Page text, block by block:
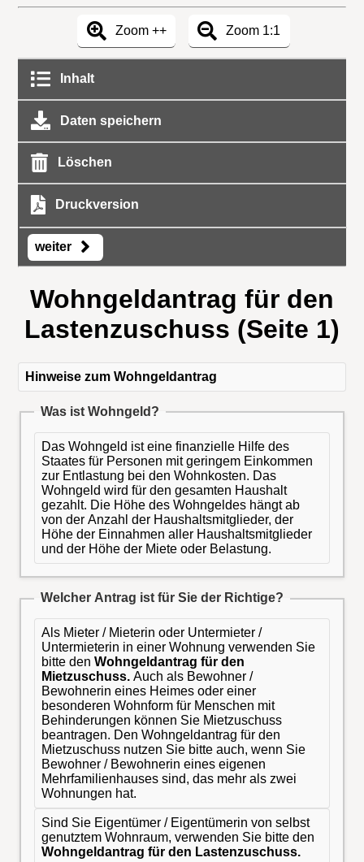
Zoom ++ Zoom 1:1
Inhalt
Daten speichern
Löschen
Druckversion
weiter
Wohngeldantrag für den
Lastenzuschuss (Seite 1)
Hinweise zum Wohngeldantrag
Was ist Wohngeld?
Das Wohngeld ist eine finanzielle Hilfe des
Staates für Personen mit geringem Einkommen
zur Entlastung bei den Wohnkosten. Das
Wohngeld wird für den gesamten Haushalt
gezahlt. Die Höhe des Wohngeldes hängt ab
von der Anzahl der Haushaltsmitglieder, der
Höhe der Einnahmen aller Haushaltsmitglieder
und der Höhe der Miete oder Belastung.
Welcher Antrag ist für Sie der Richtige?
Als Mieter / Mieterin oder Untermieter /
Untermieterin in einer Wohnung verwenden Sie
bitte den Wohngeldantrag für den
Mietzuschuss. Auch als Bewohner /
Bewohnerin eines Heimes oder einer
besonderen Wohnform für Menschen mit
Behinderungen können Sie Mietzuschuss
beantragen. Den Wohngeldantrag für den
Mietzuschuss nutzen Sie bitte auch, wenn Sie
Bewohner / Bewohnerin eines eigenen
Mehrfamilienhauses sind, das mehr als zwei
Wohnungen hat.
Sind Sie Eigentümer / Eigentümerin von selbst
genutztem Wohnraum, verwenden Sie bitte den
Wohngeldantrag für den Lastenzuschuss.